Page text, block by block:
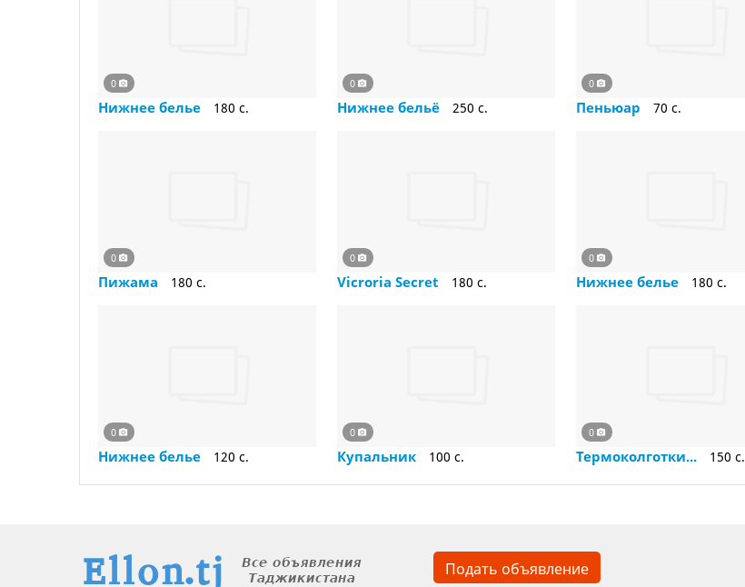
0
Нижнее белье 180 c.
0
Нижнее бельё 250 c.
0
Пеньюар 70 c.
0
Пижама 180 c.
0
Vicroria Secret 180 c.
0
Нижнее белье 180 c.
0
Нижнее белье 120 c.
0
Купальник 100 c.
0
Термоколготки... 150 c.
Подать объявление